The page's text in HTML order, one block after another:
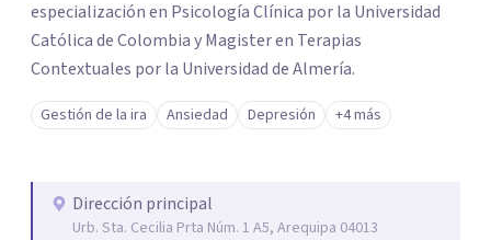
especialización en Psicología Clínica por la Universidad
Católica de Colombia y Magister en Terapias
Contextuales por la Universidad de Almería.
Gestión de la ira Ansiedad Depresión +4 más
Dirección principal
Urb. Sta. Cecilia Prta Núm. 1 A5, Arequipa 04013